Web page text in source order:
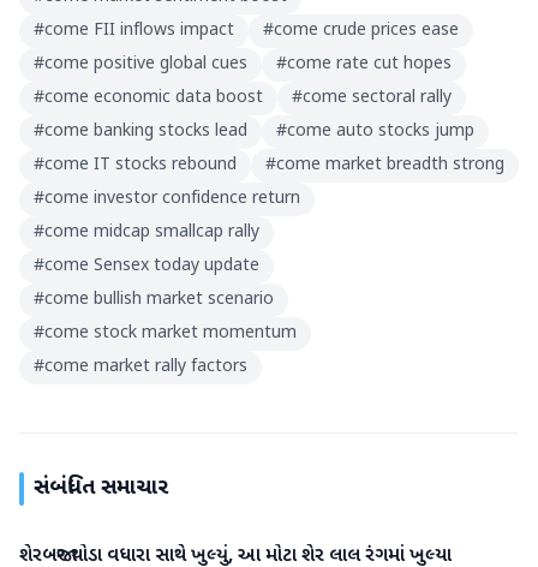
#come FII inflows impact #come crude prices ease
#come positive global cues #come rate cut hopes
#come economic data boost #come sectoral rally
#come banking stocks lead #come auto stocks jump
#come IT stocks rebound #come market breadth strong
#come investor confidence return
#come midcap smallcap rally
#come Sensex today update
#come bullish market scenario
#come stock market momentum
#come market rally factors
સંબંધિત સમાચાર
બિઝનેસ
શેરબજાર થોડા વધારા સાથે ખુલ્યું, આ મોટા શેર લાલ રંગમાં ખુલ્યા